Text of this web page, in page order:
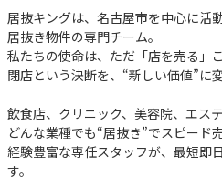
居抜キングは、名古屋市を中心に活
居抜き物件の専門チーム。
私たちの使命は、ただ「店を売る」
閉店という決断を、“新しい価値”に
飲食店、クリニック、美容院、エ
どんな業種でも“居抜き”でスピード売
経験豊富な専任スタッフが、最短即
す。